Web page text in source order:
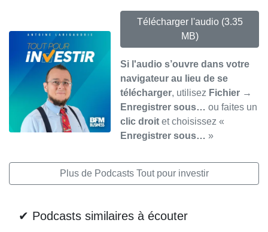
Télécharger l'audio (3.35
MB)
Si l'audio s’ouvre dans votre
navigateur au lieu de se
télécharger, utilisez Fichier →
Enregistrer sous… ou faites un
clic droit et choisissez «
Enregistrer sous… »
Plus de Podcasts Tout pour investir
✔ Podcasts similaires à écouter